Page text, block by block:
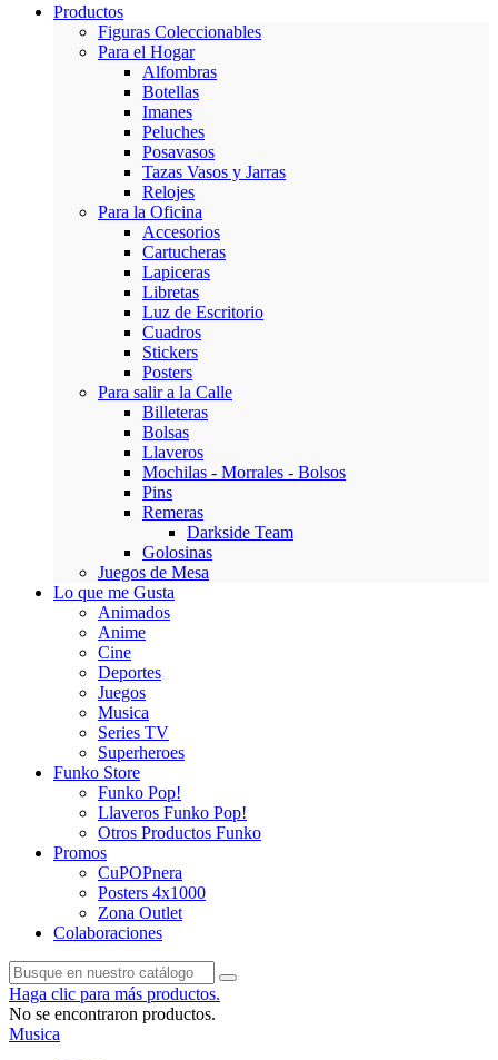
Productos
Figuras Coleccionables
Para el Hogar
Alfombras
Botellas
Imanes
Peluches
Posavasos
Tazas Vasos y Jarras
Relojes
Para la Oficina
Accesorios
Cartucheras
Lapiceras
Libretas
Luz de Escritorio
Cuadros
Stickers
Posters
Para salir a la Calle
Billeteras
Bolsas
Llaveros
Mochilas - Morrales - Bolsos
Pins
Remeras
Darkside Team
Golosinas
Juegos de Mesa
Lo que me Gusta
Animados
Anime
Cine
Deportes
Juegos
Musica
Series TV
Superheroes
Funko Store
Funko Pop!
Llaveros Funko Pop!
Otros Productos Funko
Promos
CuPOPnera
Posters 4x1000
Zona Outlet
Colaboraciones
Haga clic para más productos.
No se encontraron productos.
Musica